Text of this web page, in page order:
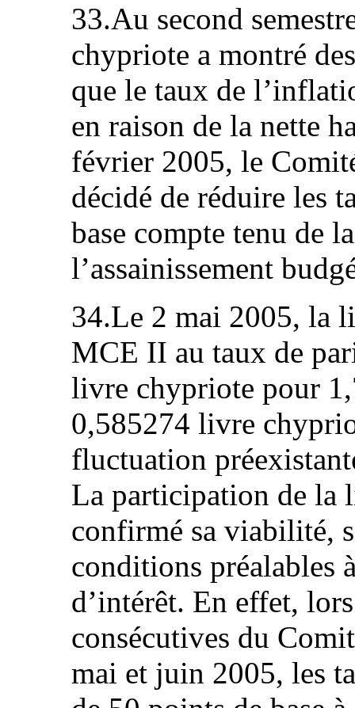
33.Au second
chypriote a montré
que le taux de
en raison de la nette
février 2005, le
décidé de réduire les
base compte tenu de
l’assainissement
34.Le 2 mai 2005, la
MCE II au taux de
livre chypriote pour
0,585274 livre
fluctuation
La participation de la
confirmé sa viabilité,
conditions préalables
d’intérêt. En effet,
consécutives du
mai et juin 2005, les